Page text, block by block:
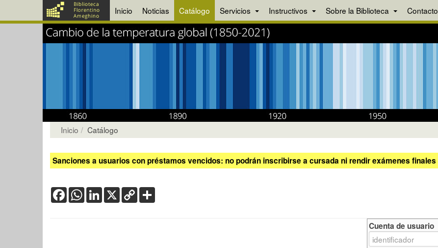
Inicio Noticias Catálogo Servicios Instructivos Sobre la Biblioteca Contacto
Inicio Catálogo
Sanciones a usuarios con préstamos vencidos: no podrán inscribirse a cursada ni rendir exámenes finales
FacebookWhatsApp
LinkedIn
X Copy
Link
Cuenta de usuario